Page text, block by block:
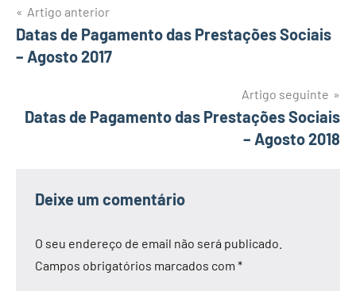
Navegação
de
Artigo anterior
Datas de Pagamento das Prestações Sociais
– Agosto 2017
Artigo seguinte
Datas de Pagamento das Prestações Sociais
– Agosto 2018
Deixe um comentário
O seu endereço de email não será publicado.
Campos obrigatórios marcados com *